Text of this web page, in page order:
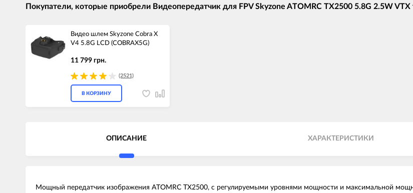
Покупатели, которые приобрели Видеопередатчик для FPV Skyzone ATOMRC TX2500 5.8G 2.5W
Видео шлем Skyzone Cobra X
V4 5.8G LCD (COBRAX5G)
11 799 грн.
(2521)
В КОРЗИНУ
ОПИСАНИЕ ХАРАКТЕРИСТИКИ
Мощный передатчик изображения ATOMRC TX2500, с регулируемыми уровнями мощности и максимальной